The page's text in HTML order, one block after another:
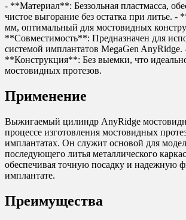
- **Материал**: Беззольная пластмасса,
чистое выгорание без остатка при литье.
мм, оптимальный для мостовидных
**Совместимость**: Предназначен для
системой имплантатов MegaGen AnyRidge.
**Конструкция**: Без выемки, что
мостовидных протезов.
Применение
Выжигаемый цилиндр AnyRidge
процессе изготовления мостовидных
имплантатах. Он служит основой для
последующего литья металлического
обеспечивая точную посадку и надежную
имплантате.
Преимущества